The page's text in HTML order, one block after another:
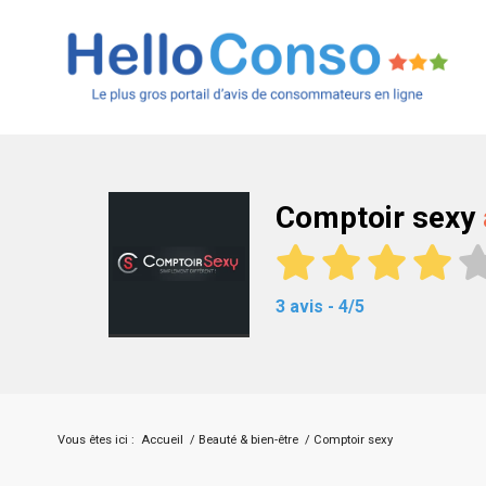
Comptoir sexy
3 avis - 4/5
Vous êtes ici : Accueil / Beauté & bien-être / Comptoir sexy